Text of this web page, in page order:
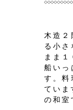
木造２
る小
まま
船いっ
す。料
ていま
の和室